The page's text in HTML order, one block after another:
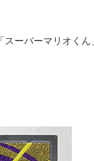
ーパーマリオく